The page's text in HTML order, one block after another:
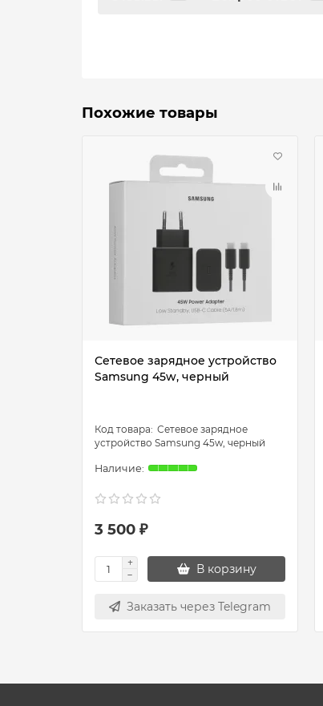
Похожие товары
Сетевое зарядное устройство
Samsung 45w, черный
Сетевое зарядное
устройство Samsung 45w, черный
3 500 ₽
В корзину
Заказать через Telegram